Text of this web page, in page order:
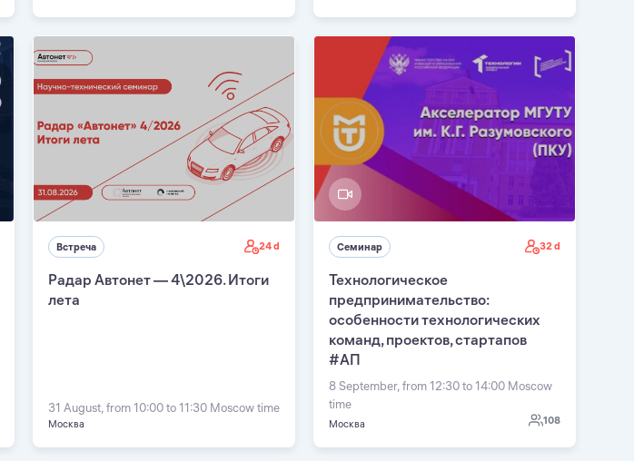
Встреча 24 d
Радар Автонет — 4\2026. Итоги
лета
31 August, from 10:00 to 11:30 Moscow time
Москва
Семинар 32 d
Технологическое
предпринимательство:
особенности технологических
команд, проектов, стартапов
#АП
8 September, from 12:30 to 14:00 Moscow
time
Москва 108